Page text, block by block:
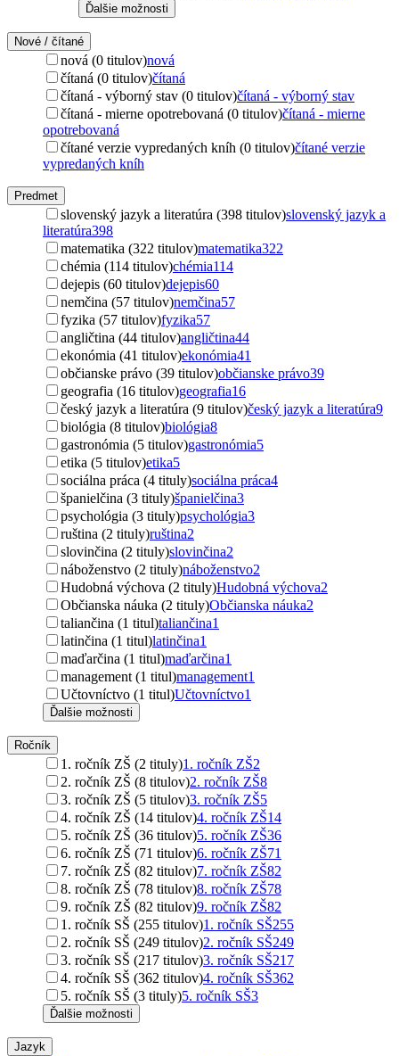
Ďalšie možnosti
Nové / čítané
nová (0 titulov)nová
čítaná (0 titulov)čítaná
čítaná - výborný stav (0 titulov)čítaná - výborný stav
čítaná - mierne opotrebovaná (0 titulov)čítaná - mierne
opotrebovaná
čítané verzie vypredaných kníh (0 titulov)čítané verzie
vypredaných kníh
Predmet
slovenský jazyk a literatúra (398 titulov)slovenský jazyk a
literatúra398
matematika (322 titulov)matematika322
chémia (114 titulov)chémia114
dejepis (60 titulov)dejepis60
nemčina (57 titulov)nemčina57
fyzika (57 titulov)fyzika57
angličtina (44 titulov)angličtina44
ekonómia (41 titulov)ekonómia41
občianske právo (39 titulov)občianske právo39
geografia (16 titulov)geografia16
český jazyk a literatúra (9 titulov)český jazyk a literatúra9
biológia (8 titulov)biológia8
gastronómia (5 titulov)gastronómia5
etika (5 titulov)etika5
sociálna práca (4 tituly)sociálna práca4
španielčina (3 tituly)španielčina3
psychológia (3 tituly)psychológia3
ruština (2 tituly)ruština2
slovinčina (2 tituly)slovinčina2
náboženstvo (2 tituly)náboženstvo2
Hudobná výchova (2 tituly)Hudobná výchova2
Občianska náuka (2 tituly)Občianska náuka2
taliančina (1 titul)taliančina1
latinčina (1 titul)latinčina1
maďarčina (1 titul)maďarčina1
management (1 titul)management1
Učtovníctvo (1 titul)Učtovníctvo1
Ďalšie možnosti
Ročník
1. ročník ZŠ (2 tituly)1. ročník ZŠ2
2. ročník ZŠ (8 titulov)2. ročník ZŠ8
3. ročník ZŠ (5 titulov)3. ročník ZŠ5
4. ročník ZŠ (14 titulov)4. ročník ZŠ14
5. ročník ZŠ (36 titulov)5. ročník ZŠ36
6. ročník ZŠ (71 titulov)6. ročník ZŠ71
7. ročník ZŠ (82 titulov)7. ročník ZŠ82
8. ročník ZŠ (78 titulov)8. ročník ZŠ78
9. ročník ZŠ (82 titulov)9. ročník ZŠ82
1. ročník SŠ (255 titulov)1. ročník SŠ255
2. ročník SŠ (249 titulov)2. ročník SŠ249
3. ročník SŠ (217 titulov)3. ročník SŠ217
4. ročník SŠ (362 titulov)4. ročník SŠ362
5. ročník SŠ (3 tituly)5. ročník SŠ3
Ďalšie možnosti
Jazyk